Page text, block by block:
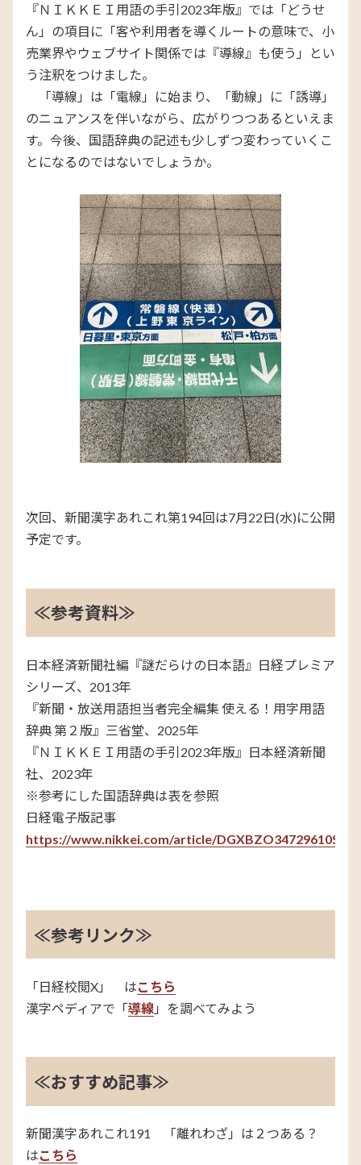
『ＮＩＫＫＥＩ用語の手引2023年版』では「どうせ
ん」の項目に「客や利用者を導くルートの意味で、小
売業界やウェブサイト関係では『導線』も使う」とい
う注釈をつけました。
「導線」は「電線」に始まり、「動線」に「誘導」
のニュアンスを伴いながら、広がりつつあるといえま
す。今後、国語辞典の記述も少しずつ変わっていくこ
とになるのではないでしょうか。
次回、新聞漢字あれこれ第194回は7月22日(水)に公開
予定です。
≪参考資料≫
日本経済新聞社編『謎だらけの日本語』日経プレミア
シリーズ、2013年
『新聞・放送用語担当者完全編集 使える！用字用語
辞典 第２版』三省堂、2025年
『ＮＩＫＫＥＩ用語の手引2023年版』日本経済新聞
社、2023年
※参考にした国語辞典は表を参照
日経電子版記事
https://www.nikkei.com/article/
≪参考リンク≫
「日経校閲X」 はこちら
漢字ペディアで「導線」を調べてみよう
≪おすすめ記事≫
新聞漢字あれこれ191 「離れわざ」は２つある？
はこちら